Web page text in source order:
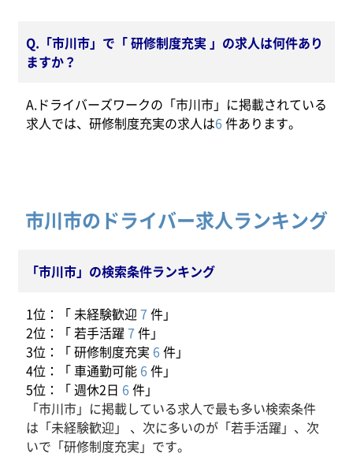
Q.「市川市」で「 研修制度充実 」の求人は何件あり
ますか？
A.ドライバーズワークの「市川市」に掲載されている
求人では、研修制度充実の求人は6 件あります。
市川市のドライバー求人ランキング
「市川市」の検索条件ランキング
1位：「 未経験歓迎 7 件」
2位：「 若手活躍 7 件」
3位：「 研修制度充実 6 件」
4位：「 車通勤可能 6 件」
5位：「 週休2日 6 件」
「市川市」に掲載している求人で最も多い検索条件
は「未経験歓迎」 、次に多いのが「若手活躍」、次
いで「研修制度充実」です。